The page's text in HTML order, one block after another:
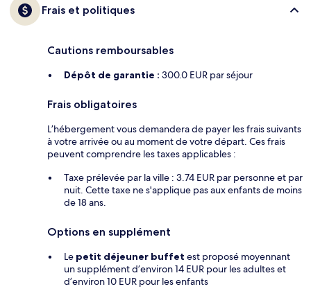
Frais et politiques
Cautions remboursables
Dépôt de garantie : 300.0 EUR par séjour
Frais obligatoires
L’hébergement vous demandera de payer les frais suivants
à votre arrivée ou au moment de votre départ. Ces frais
peuvent comprendre les taxes applicables :
Taxe prélevée par la ville : 3.74 EUR par personne et par
nuit. Cette taxe ne s'applique pas aux enfants de moins
de 18 ans.
Options en supplément
Le petit déjeuner buffet est proposé moyennant
un supplément d’environ 14 EUR pour les adultes et
d’environ 10 EUR pour les enfants